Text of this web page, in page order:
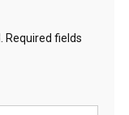
Required fields